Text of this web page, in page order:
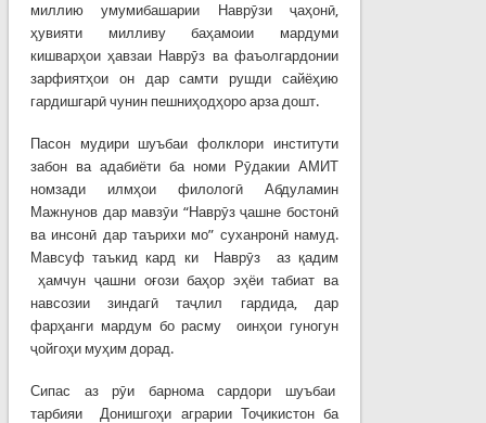
миллию умумибашарии Наврӯзи ҷаҳонӣ,
ҳувияти милливу баҳамоии мардуми
кишварҳои ҳавзаи Наврӯз ва фаъолгардонии
зарфиятҳои он дар самти рушди сайёҳию
гардишгарӣ чунин пешниҳодҳоро арза дошт.
Пасон мудири шуъбаи фолклори институти
забон ва адабиёти ба номи Рӯдакии АМИТ
номзади илмҳои филологӣ Абдуламин
Мажнунов дар мавзӯи “Наврӯз ҷашне бостонӣ
ва инсонӣ дар таърихи мо” суханронӣ намуд.
Мавсуф таъкид кард ки Наврӯз аз қадим
ҳамчун ҷашни оғози баҳор эҳёи табиат ва
навсозии зиндагӣ таҷлил гардида, дар
фарҳанги мардум бо расму оинҳои гуногун
ҷойгоҳи муҳим дорад.
Сипас аз рӯи барнома сардори шуъбаи
тарбияи Донишгоҳи аграрии Тоҷикистон ба